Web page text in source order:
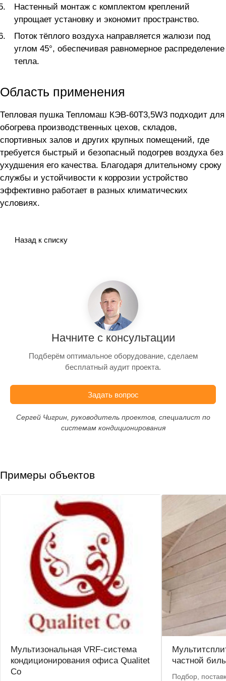
Настенный монтаж с комплектом креплений
упрощает установку и экономит пространство.
Поток тёплого воздуха направляется жалюзи под
углом 45°, обеспечивая равномерное распределение
тепла.
Область применения
Тепловая пушка Тепломаш КЭВ-60Т3,5W3 подходит для
обогрева производственных цехов, складов,
спортивных залов и других крупных помещений, где
требуется быстрый и безопасный подогрев воздуха без
ухудшения его качества. Благодаря длительному сроку
службы и устойчивости к коррозии устройство
эффективно работает в разных климатических
условиях.
Назад к списку
Начните с консультации
Подберём оптимальное оборудование, сделаем
бесплатный аудит проекта.
Задать вопрос
Сергей Чигрин, руководитель проектов, специалист по
системам кондиционирования
Примеры объектов
Мультизональная VRF-система
кондиционирования офиса Qualitet
Co
частной
Подбор,